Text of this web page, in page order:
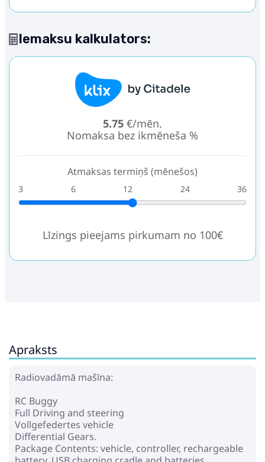
Iemaksu kalkulators:
5.75 €/mēn.
Nomaksa bez ikmēneša %
Atmaksas termiņš (mēnešos)
3 6 12 24 36
Līzings pieejams pirkumam no 100€
Apraksts
Radiovadāmā mašīna:
RC Buggy
Full Driving and steering
Vollgefedertes vehicle
Differential Gears.
Package Contents: vehicle, controller, rechargeable